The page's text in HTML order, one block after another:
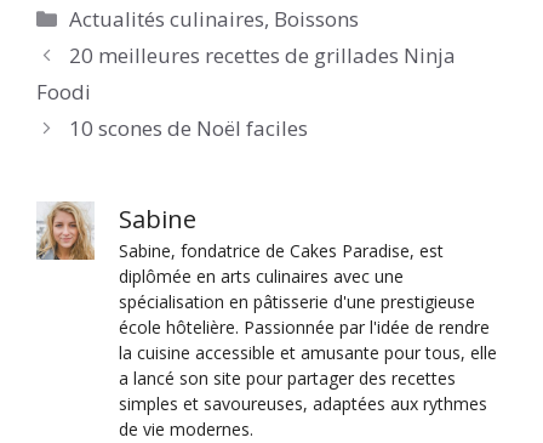
Catégories
Actualités culinaires, Boissons
20 meilleures recettes de grillades Ninja
Foodi
10 scones de Noël faciles
Sabine
Sabine, fondatrice de Cakes Paradise, est
diplômée en arts culinaires avec une
spécialisation en pâtisserie d'une prestigieuse
école hôtelière. Passionnée par l'idée de rendre
la cuisine accessible et amusante pour tous, elle
a lancé son site pour partager des recettes
simples et savoureuses, adaptées aux rythmes
de vie modernes.